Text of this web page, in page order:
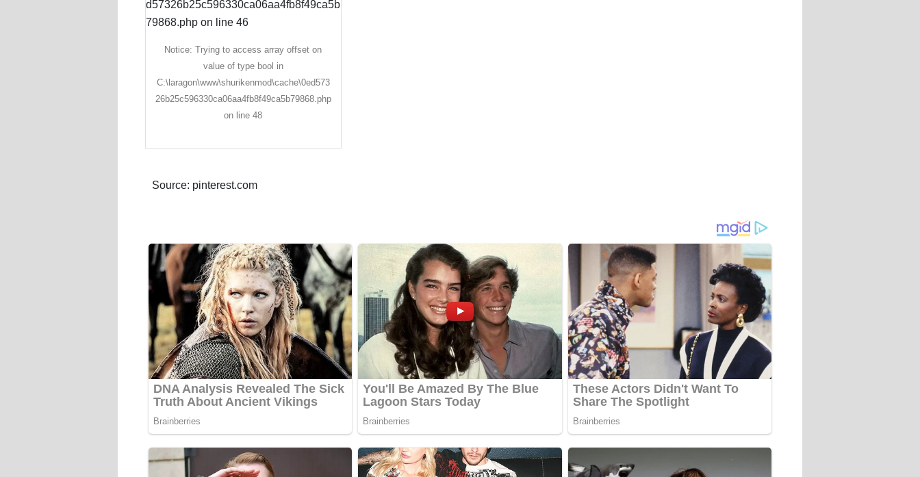
Notice: Trying to access array offset on
value of type bool in
C:\laragon\www\shurikenmod\cache\0ed573
26b25c596330ca06aa4fb8f49ca5b79868.php
on line 48
Source: pinterest.com